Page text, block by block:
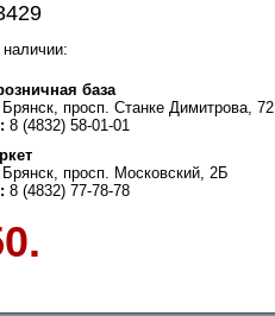
наличии:
база
Брянск, просп. Станке Димитрова, 72
8 (4832) 58-01-01
Брянск, просп. Московский, 2Б
8 (4832) 77-78-78